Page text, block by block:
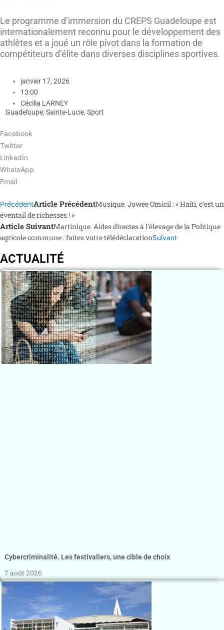
Le programme d’immersion du CREPS Guadeloupe est
internationalement reconnu pour le développement des
athlètes et a joué un rôle pivot dans la formation de
compétiteurs d’élite dans diverses disciplines sportives.
janvier 17, 2026
13:00
Cécilia LARNEY
Guadeloupe, Sainte-Lucie, Sport
Facebook
Twitter
LinkedIn
WhatsApp
Email
PrécédentArticle PrécédentMusique. Jowee Omicil : « Haïti, c’est un
éventail de richesses ! »
Article SuivantMartinique. Aides directes à l’élevage de la Politique
agricole commune : faites votre télédéclarationSuivant
ACTUALITÉ
Cybercriminalité. Les festivaliers, une cible de choix
7 août 2026